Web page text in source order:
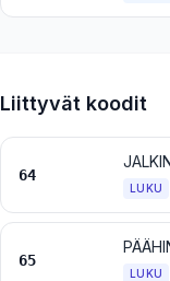
Liittyvät koodit
64
LUKU
65
LUKU